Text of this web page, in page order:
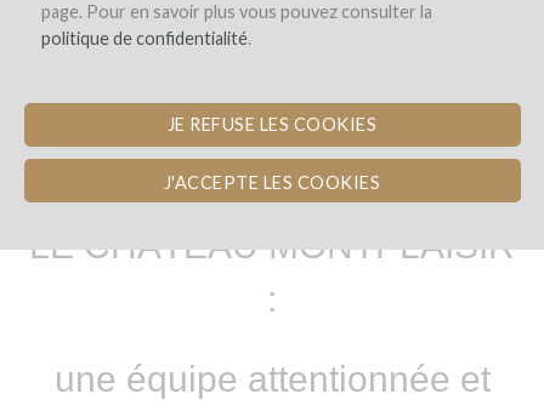
page. Pour en savoir plus vous pouvez consulter la
politique de confidentialité.
JE REFUSE LES COOKIES
J'ACCEPTE LES COOKIES
Château Montplaisir
LE CHÂTEAU MONTPLAISIR
:
une équipe attentionnée et